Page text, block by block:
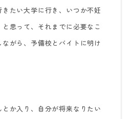
たい大学に行き、いつか不妊
思って、それまでに必要なこ
がら、予備校とバイトに明け
か入り、自分が将来なりたい